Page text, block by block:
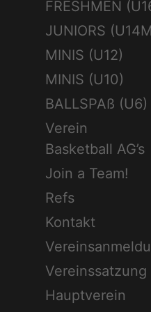
FRESHMEN
JUNIORS
MINIS (U12)
MINIS (U10)
BALLSPAß (U6)
Verein
Basketball AG’s
Join a Team!
Refs
Kontakt
Vereinssatzung
Hauptverein